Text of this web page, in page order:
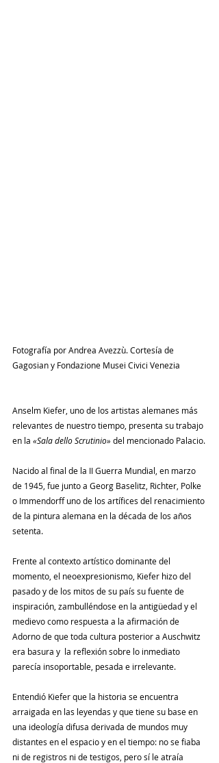
Fotografía por Andrea Avezzù. Cortesía de
Gagosian y Fondazione Musei Civici Venezia
Anselm Kiefer , uno de los artistas alemanes más
relevantes de nuestro tiempo, presenta su trabajo
en la «Sala dello Scrutinio» del mencionado Palacio.
Nacido al final de la II Guerra Mundial, en marzo
de 1945, fue junto a Georg Baselitz, Richter, Polke
o Immendorff uno de los artífices del renacimiento
de la pintura alemana en la década de los años
setenta.
Frente al contexto artístico dominante del
momento, el neoexpresionismo, Kiefer hizo del
pasado y de los mitos de su país su fuente de
inspiración, zambulléndose en la antigüedad y el
medievo como respuesta a la afirmación de
Adorno de que toda cultura posterior a Auschwitz
era basura y  la reflexión sobre lo inmediato
parecía insoportable, pesada e irrelevante.
Entendió Kiefer que la historia se encuentra
arraigada en las leyendas y que tiene su base en
una ideología difusa derivada de mundos muy
distantes en el espacio y en el tiempo: no se fiaba
ni de registros ni de testigos, pero sí le atraía